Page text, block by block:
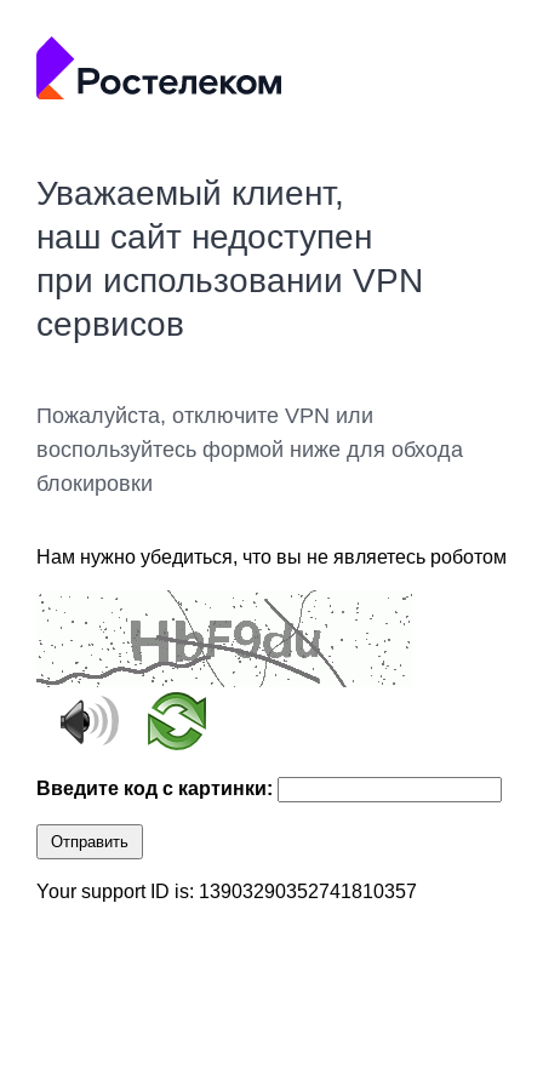
Уважаемый клиент,
наш сайт недоступен
при использовании VPN
сервисов
Пожалуйста, отключите VPN или
воспользуйтесь формой ниже для обхода
блокировки
Нам нужно убедиться, что вы не являетесь роботом
Введите код с картинки:
Отправить
Your support ID is: 13903290352741810357